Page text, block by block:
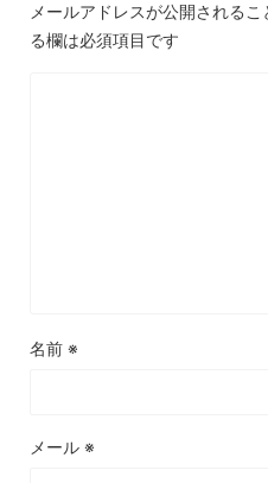
メールアドレスが公開されるこ
る欄は必須項目です
名前 ※
メール ※